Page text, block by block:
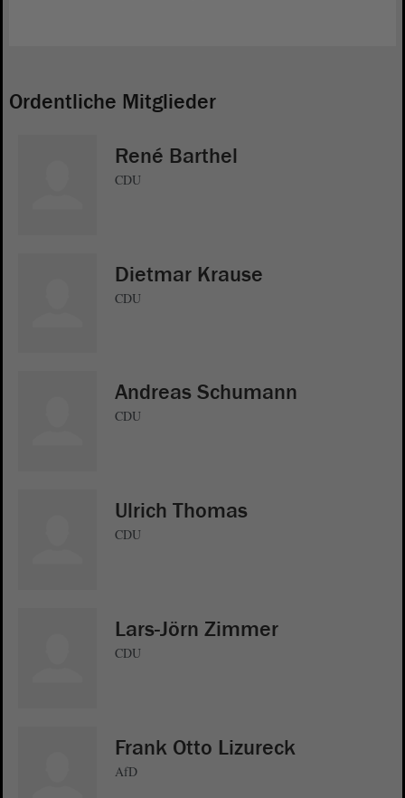
Ordentliche Mitglieder
René Barthel
CDU
Dietmar Krause
CDU
Andreas Schumann
CDU
Ulrich Thomas
CDU
Lars-Jörn Zimmer
CDU
Frank Otto Lizureck
AfD